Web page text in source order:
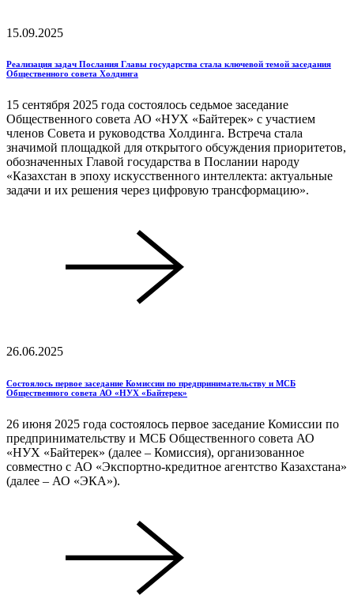
15.09.2025
Реализация задач Послания Главы государства стала ключевой темой заседания
Общественного совета Холдинга
15 сентября 2025 года состоялось седьмое заседание
Общественного совета АО «НУХ «Байтерек» с участием
членов Совета и руководства Холдинга. Встреча стала
значимой площадкой для открытого обсуждения приоритетов,
обозначенных Главой государства в Послании народу
«Казахстан в эпоху искусственного интеллекта: актуальные
задачи и их решения через цифровую трансформацию».
26.06.2025
Состоялось первое заседание Комиссии по предпринимательству и МСБ
Общественного совета АО «НУХ «Байтерек»
26 июня 2025 года состоялось первое заседание Комиссии по
предпринимательству и МСБ Общественного совета АО
«НУХ «Байтерек» (далее – Комиссия), организованное
совместно с АО «Экспортно-кредитное агентство Казахстана»
(далее – АО «ЭКА»).